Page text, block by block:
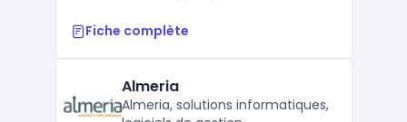
Fiche complète
Almeria
Almeria, solutions informatiques,